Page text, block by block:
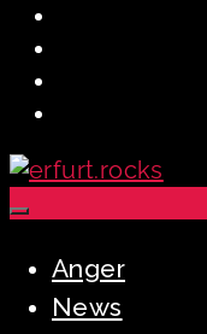
Anger
News